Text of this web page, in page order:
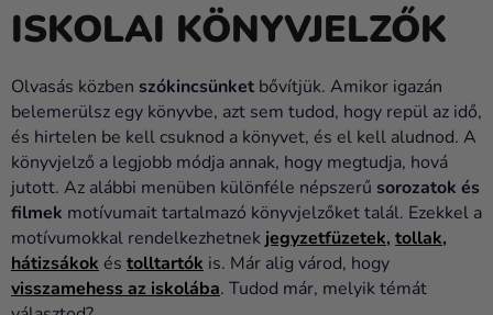
Hélium
és
Esküvő
Party
Dekoráció
és
kiegészítők
Jelmezek
ISKOLAI KÖNYVJELZŐK
Olvasás közben szókincsünket bővítjük. Amikor igazán
belemerülsz egy könyvbe, azt sem tudod, hogy repül az idő,
és hirtelen be kell csuknod a könyvet, és el kell aludnod. A
könyvjelző a legjobb módja annak, hogy megtudja, hová
jutott. Az alábbi menüben különféle népszerű sorozatok és
filmek motívumait tartalmazó könyvjelzőket talál. Ezekkel a
motívumokkal rendelkezhetnek jegyzetfüzetek, tollak,
hátizsákok és tolltartók is. Már alig várod, hogy
visszamehess az iskolába. Tudod már, melyik témát